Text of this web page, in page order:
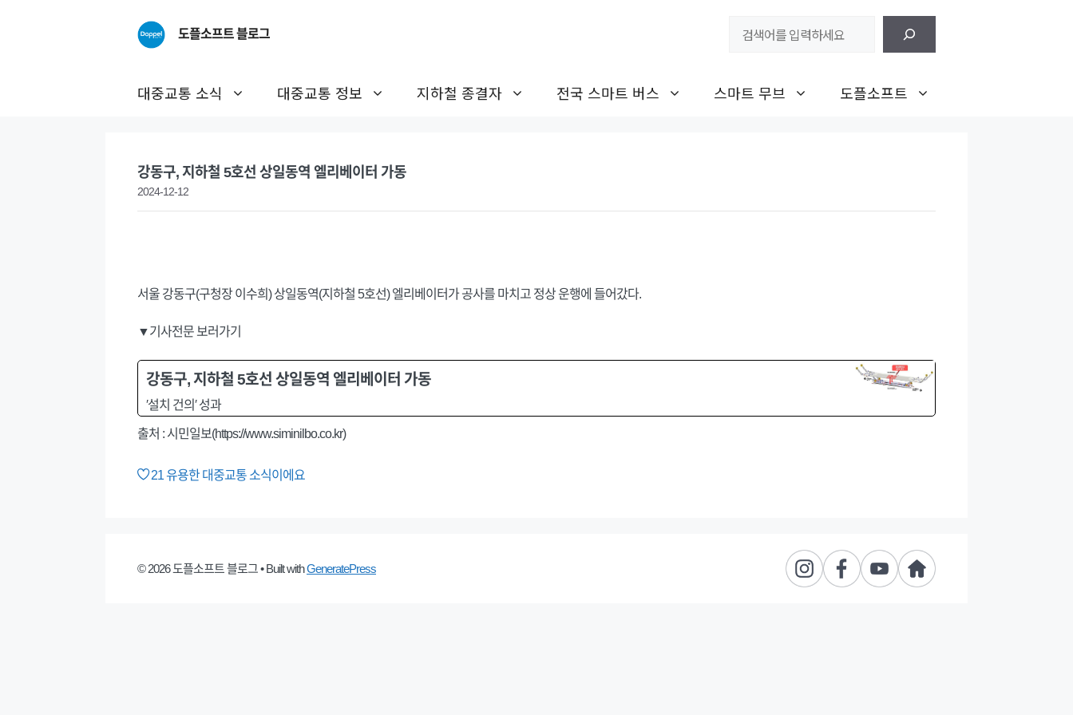
도플소프트 블로그
대중교통 소식 대중교통 정보 지하철 종결자 전국 스마트 버스 스마트 무브 도플소프트
강동구, 지하철 5호선 상일동역 엘리베이터 가동
2024-12-12
서울 강동구(구청장 이수희) 상일동역(지하철 5호선) 엘리베이터가 공사를 마치고 정상 운행에 들어갔다.
▼기사전문 보러가기
강동구, 지하철 5호선 상일동역 엘리베이터 가동
′설치 건의′ 성과
출처 : 시민일보(https://www.siminilbo.co.kr)
21유용한 대중교통 소식이에요
© 2026 도플소프트 블로그• Built withGeneratePress